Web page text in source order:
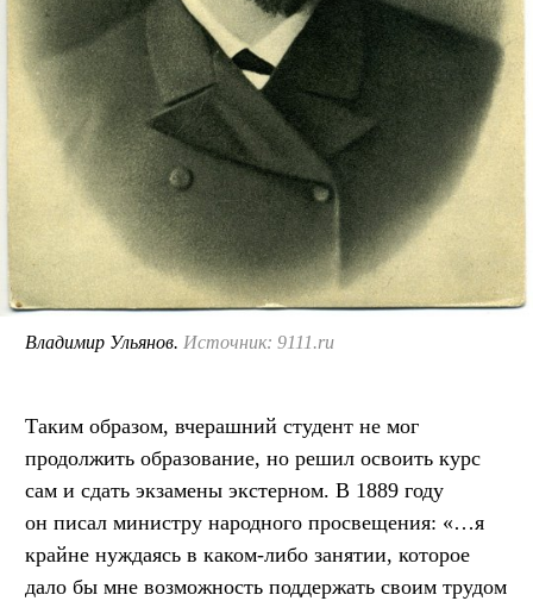
Владимир Ульянов. Источник: 9111.ru
Таким образом, вчерашний студент не мог
продолжить образование, но решил освоить курс
сам и сдать экзамены экстерном. В 1889 году
он писал министру народного просвещения: «…я
крайне нуждаясь в каком-либо занятии, которое
дало бы мне возможность поддержать своим трудом